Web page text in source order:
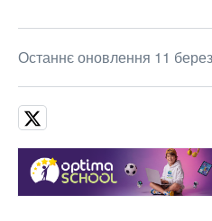
Останнє оновлення 11